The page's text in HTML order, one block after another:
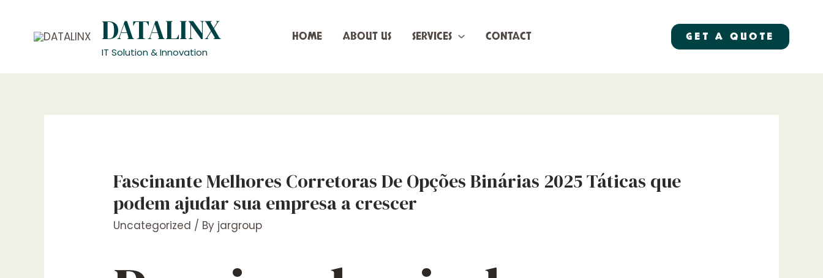
content
DATALINX
IT Solution & Innovation
HOME ABOUT US SERVICES CONTACT GET A QUOTE
Fascinante Melhores Corretoras De Opções Binárias 2025 Táticas que
podem ajudar sua empresa a crescer
Uncategorized / By jargroup